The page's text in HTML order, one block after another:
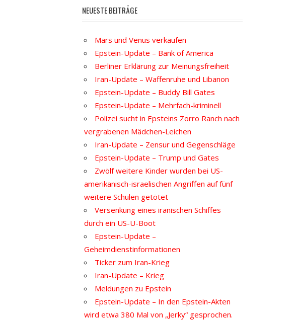
NEUESTE BEITRÄGE
Mars und Venus verkaufen
Epstein-Update – Bank of America
Berliner Erklärung zur Meinungsfreiheit
Iran-Update – Waffenruhe und Libanon
Epstein-Update – Buddy Bill Gates
Epstein-Update – Mehrfach-kriminell
Polizei sucht in Epsteins Zorro Ranch nach
vergrabenen Mädchen-Leichen
Iran-Update – Zensur und Gegenschläge
Epstein-Update – Trump und Gates
Zwölf weitere Kinder wurden bei US-
amerikanisch-israelischen Angriffen auf fünf
weitere Schulen getötet
Versenkung eines iranischen Schiffes
durch ein US-U-Boot
Epstein-Update –
Geheimdienstinformationen
Ticker zum Iran-Krieg
Iran-Update – Krieg
Meldungen zu Epstein
Epstein-Update – In den Epstein-Akten
wird etwa 380 Mal von „Jerky“ gesprochen.